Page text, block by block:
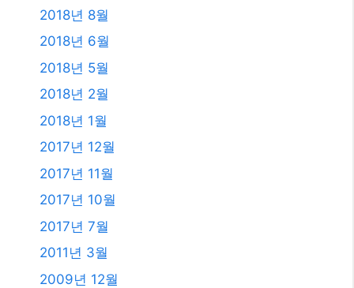
2018년 8월
2018년 6월
2018년 5월
2018년 2월
2018년 1월
2017년 12월
2017년 11월
2017년 10월
2017년 7월
2011년 3월
2009년 12월